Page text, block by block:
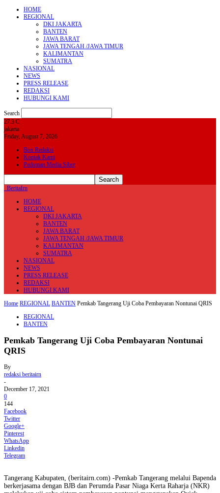
HOME
REGIONAL
DKI JAKARTA
BANTEN
JAWA BARAT
JAWA TENGAH /JAWA TIMUR
KALIMANTAN
SUMATRA
NASIONAL
NEWS
PRESS RELEASE
REDAKSI
HUBUNGI KAMI
Search
27.3 C
jakarta
Friday, August 7, 2026
Box Redaksi
Kontak Kami
Pedoman Media Siber
BeritaIrn
HOME
REGIONAL
DKI JAKARTA
BANTEN
JAWA BARAT
JAWA TENGAH /JAWA TIMUR
KALIMANTAN
SUMATRA
NASIONAL
NEWS
PRESS RELEASE
REDAKSI
HUBUNGI KAMI
Home REGIONAL BANTEN Pemkab Tangerang Uji Coba Pembayaran Nontunai QRIS
REGIONAL
BANTEN
Pemkab Tangerang Uji Coba Pembayaran Nontunai
QRIS
By
redaksi beritairn
-
December 17, 2021
0
144
Facebook
Twitter
Google+
Pinterest
WhatsApp
Linkedin
Telegram
Tangerang Kabupaten, (beritairn.com) -Pemkab Tangerang melalui Bapenda
berkerjasama dengan BJB dan Perumda Pasar Niaga Kerta Raharja (NKR)